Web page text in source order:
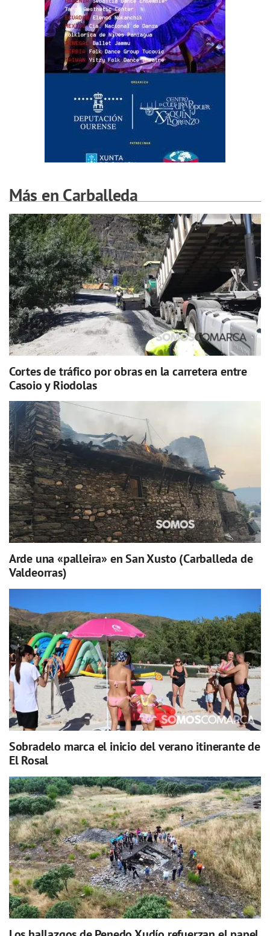
Más en Carballeda
Cortes de tráfico por obras en la carretera entre
Casoio y Riodolas
Arde una «palleira» en San Xusto (Carballeda de
Valdeorras)
Sobradelo marca el inicio del verano itinerante de
El Rosal